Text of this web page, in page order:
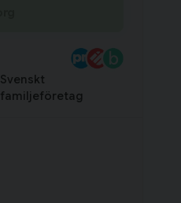
Svenskt
familjeföretag